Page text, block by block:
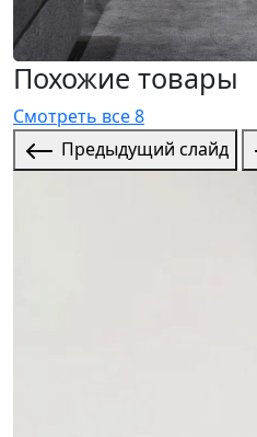
Похожие товары
Смотреть все 8
Предыдущий слайд